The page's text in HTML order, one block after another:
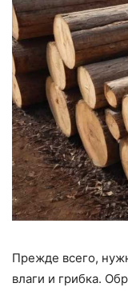
Прежде всего,
влаги и грибка.